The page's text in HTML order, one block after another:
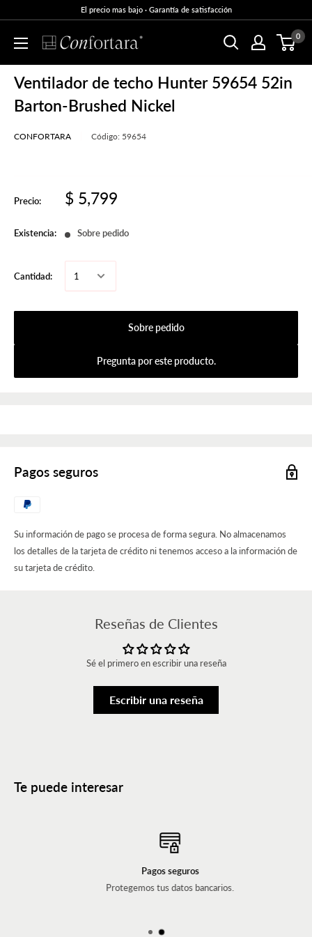
El precio mas bajo · Garantía de satisfacción
0
Ventilador de techo Hunter 59654 52in
Barton-Brushed Nickel
CONFORTARA Código: 59654
Precio: $ 5,799
Existencia: Sobre pedido
Cantidad:
Sobre pedido
Pregunta por este producto.
Pagos seguros
Su información de pago se procesa de forma segura. No almacenamos
los detalles de la tarjeta de crédito ni tenemos acceso a la información de
su tarjeta de crédito.
Reseñas de Clientes
Sé el primero en escribir una reseña
Escribir una reseña
Te puede interesar
Pagos seguros
Protegemos tus datos bancarios.